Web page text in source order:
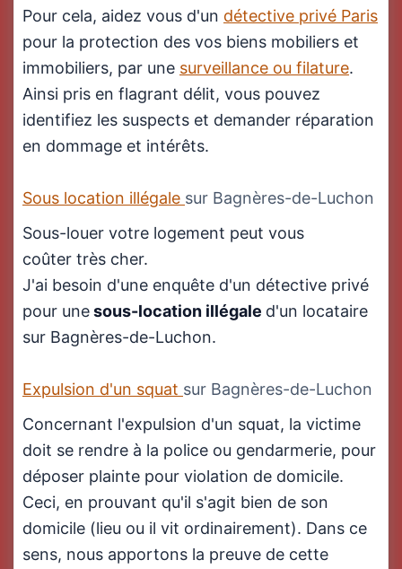
Pour cela, aidez vous d'un détective privé Paris
pour la protection des vos biens mobiliers et
immobiliers, par une surveillance ou filature.
Ainsi pris en flagrant délit, vous pouvez
identifiez les suspects et demander réparation
en dommage et intérêts.
Sous location illégale sur Bagnères-de-Luchon
Sous-louer votre logement peut vous
coûter très cher.
J'ai besoin d'une enquête d'un détective privé
pour unesous-location illégale d'un locataire
sur Bagnères-de-Luchon.
Expulsion d'un squat sur Bagnères-de-Luchon
Concernant l'expulsion d'un squat, la victime
doit se rendre à la police ou gendarmerie, pour
déposer plainte pour violation de domicile.
Ceci, en prouvant qu'il s'agit bien de son
domicile (lieu ou il vit ordinairement). Dans ce
sens, nous apportons la preuve de cette